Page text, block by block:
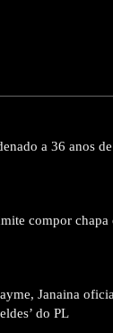
a 36 anos
compor
Janaina
do PL